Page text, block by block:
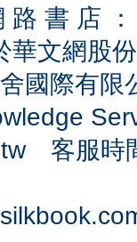
路 書 店
華文網股
國際有
客服時